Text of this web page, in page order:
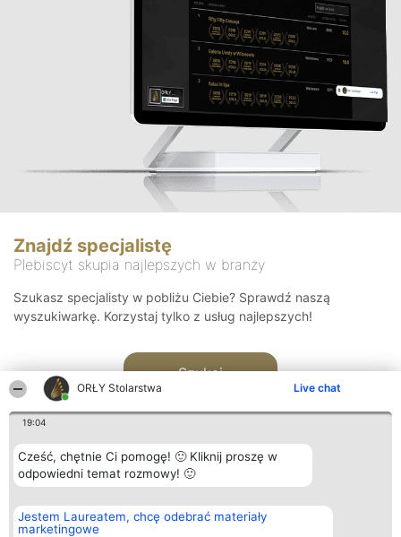
ORŁY Stolarstwa Live chat
19:04
Cześć, chętnie Ci pomogę! 🙂 Kliknij proszę w
odpowiedni temat rozmowy! 🙂
Jestem Laureatem, chcę odebrać materiały
marketingowe
Znajdź specjalistę
Plebiscyt skupia najlepszych w branży
Szukasz specjalisty w pobliżu Ciebie? Sprawdź naszą
wyszukiwarkę. Korzystaj tylko z usług najlepszych!
Szukaj
Organizator plebiscytu
Bright Side Solutions sp. z o.
o. sp. k.
Plebiscyt
Laureaci
Kontakt
Kontakt